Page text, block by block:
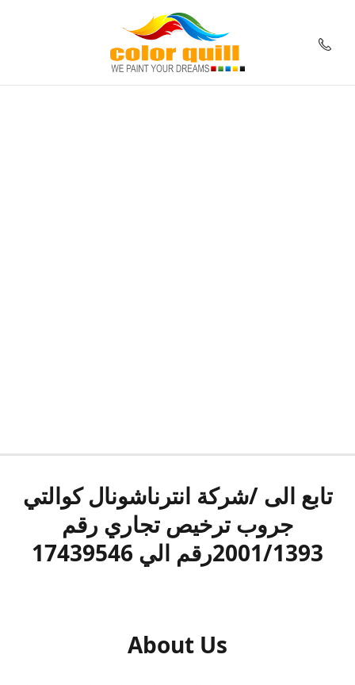
تابع الى /شركة انترناشونال كوالتي
جروب ترخيص تجاري رقم
2001/1393رقم الي 17439546
About Us